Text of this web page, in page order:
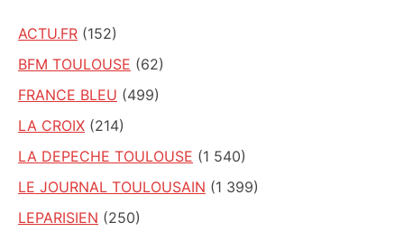
ACTU.FR (152)
BFM TOULOUSE (62)
FRANCE BLEU (499)
LA CROIX (214)
LA DEPECHE TOULOUSE (1 540)
LE JOURNAL TOULOUSAIN (1 399)
LEPARISIEN (250)